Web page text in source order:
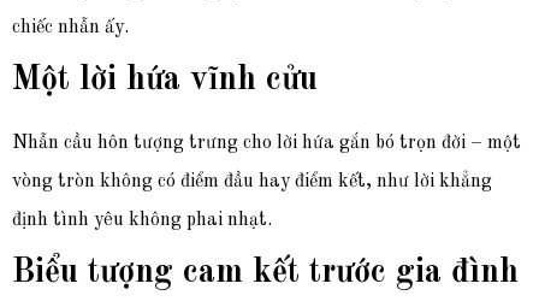
chiếc nhẫn ấy.
Một lời hứa vĩnh cửu
Nhẫn cầu hôn tượng trưng cho lời hứa gắn bó trọn đời – một
vòng tròn không có điểm đầu hay điểm kết, như lời khẳng
định tình yêu không phai nhạt.
Biểu tượng cam kết trước gia đình